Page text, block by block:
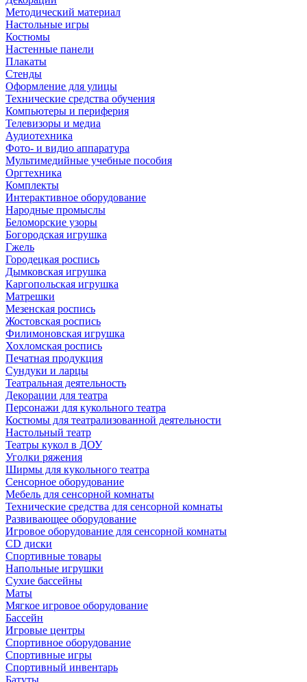
Методический материал
Настольные игры
Костюмы
Настенные панели
Плакаты
Стенды
Оформление для улицы
Технические средства обучения
Компьютеры и периферия
Телевизоры и медиа
Аудиотехника
Фото- и видио аппаратура
Мультимедийные учебные пособия
Оргтехника
Комплекты
Интерактивное оборудование
Народные промыслы
Беломорские узоры
Богородская игрушка
Гжель
Городецкая роспись
Дымковская игрушка
Каргопольская игрушка
Матрешки
Мезенская роспись
Жостовская роспись
Филимоновская игрушка
Хохломская роспись
Печатная продукция
Сундуки и ларцы
Театральная деятельность
Декорации для театра
Персонажи для кукольного театра
Костюмы для театрализованной деятельности
Настольный театр
Театры кукол в ДОУ
Уголки ряжения
Ширмы для кукольного театра
Сенсорное оборудование
Мебель для сенсорной комнаты
Технические средства для сенсорной комнаты
Развивающее оборудование
Игровое оборудование для сенсорной комнаты
CD диски
Спортивные товары
Напольные игрушки
Сухие бассейны
Маты
Мягкое игровое оборудование
Бассейн
Игровые центры
Спортивное оборудование
Спортивные игры
Спортивный инвентарь
Батуты